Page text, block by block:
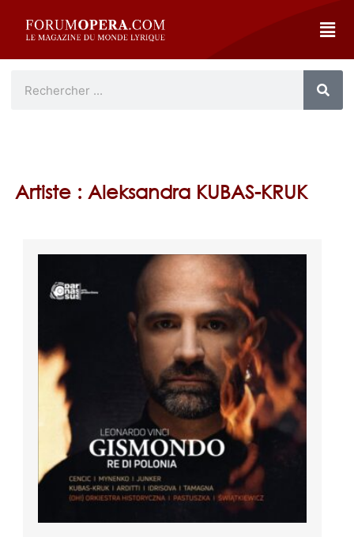
Artiste : Aleksandra KUBAS-KRUK